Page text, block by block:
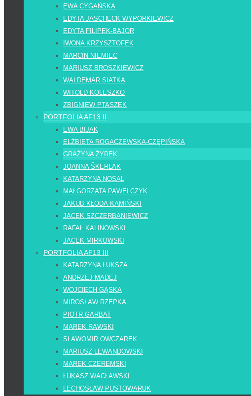
EWA CYGAŃSKA
EDYTA JASCHECK-WYPORKIEWICZ
EDYTA FILIPEK-BAJOR
IWONA KRZYSZTOFEK
MARCIN NIEMIEC
MARIUSZ BROSZKIEWICZ
WALDEMAR SIATKA
WITOLD KOLESZKO
ZBIGNIEW PTASZEK
PORTFOLIA AF13 II
EWA BIJAK
ELŻBIETA ROGACZEWSKA-CZĘPIŃSKA
GRAŻYNA ŻYREK
JOANNA ŠKERLAK
KATARZYNA NOSAL
MAŁGORZATA PAWELCZYK
JAKUB KŁODA-KAMIŃSKI
JACEK SZCZERBANIEWICZ
RAFAŁ KALINOWSKI
JACEK MIRKOWSKI
PORTFOLIA AF13 III
KATARZYNA ŁUKSZA
ANDRZEJ MADEJ
WOJCIECH GĄSKA
MIROSŁAW RZEPKA
PIOTR GARBAT
MAREK RAWSKI
SŁAWOMIR OWCZAREK
MARIUSZ LEWANDOWSKI
MAREK CZEREMSKI
ŁUKASZ WACŁAWSKI
LECHOSŁAW PUSTOWARUK